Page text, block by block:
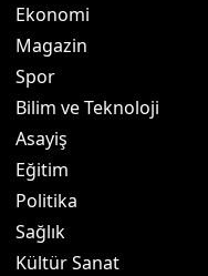
Ekonomi
Magazin
Spor
Bilim ve Teknoloji
Asayiş
Eğitim
Politika
Sağlık
Kültür Sanat